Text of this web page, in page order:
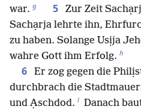
war. g 5
Zur Zeit
Sachạrja lehrte ihn,
zu haben. Solange Usịja
wahre Gott ihm Erfolg. h
6 Er zog gegen die
durchbrach die
und Ạschdod. l Danach